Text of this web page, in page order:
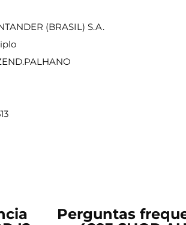
(BRASIL) S.A.
Perguntas